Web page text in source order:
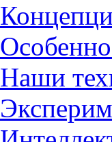
Наши